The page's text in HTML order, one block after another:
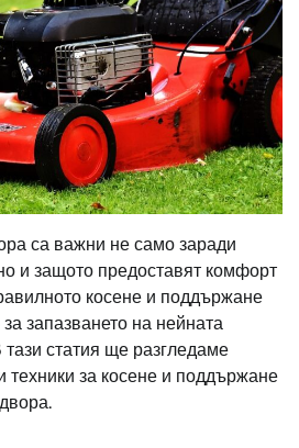
са важни не само заради
и защото предоставят комфорт
косене и поддържане
запазването на нейната
статия ще разгледаме
техники за косене и поддържане